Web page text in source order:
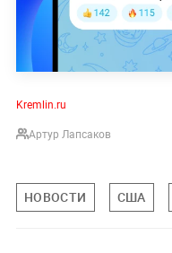
Kremlin.ru
Артур Лапсаков
НОВОСТИ США